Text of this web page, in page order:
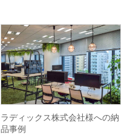
ラディックス株式会社様への納
品事例